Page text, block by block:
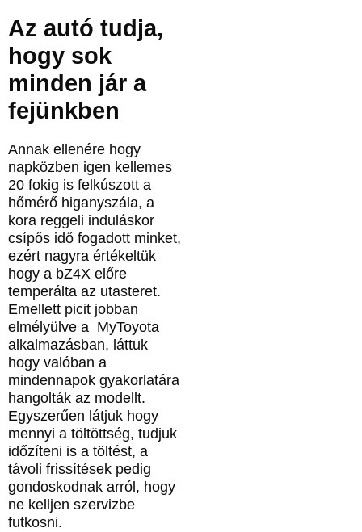
Az autó tudja,
hogy sok
minden jár a
fejünkben
Annak ellenére hogy
napközben igen kellemes
20 fokig is felkúszott a
hőmérő higanyszála, a
kora reggeli induláskor
csípős idő fogadott minket,
ezért nagyra értékeltük
hogy a bZ4X előre
temperálta az utasteret.
Emellett picit jobban
elmélyülve a MyToyota
alkalmazásban, láttuk
hogy valóban a
mindennapok gyakorlatára
hangolták az modellt.
Egyszerűen látjuk hogy
mennyi a töltöttség, tudjuk
időzíteni is a töltést, a
távoli frissítések pedig
gondoskodnak arról, hogy
ne kelljen szervizbe
futkosni.